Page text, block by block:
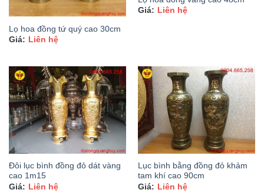
Lọ hoa đồng tứ quý cao 30cm
Liên hệ
Liên hệ
Đôi lục bình đồng đỏ dát vàng
cao 1m15
Liên hệ
Lục bình bằng đồng đỏ khảm
tam khí cao 90cm
Liên hệ